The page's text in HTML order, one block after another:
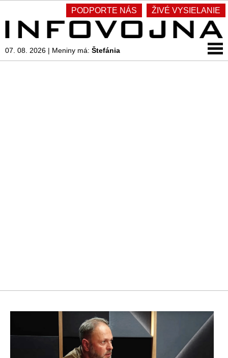
PODPORTE NÁS ŽIVÉ VYSIELANIE
07. 08. 2026 | Meniny má: Štefánia